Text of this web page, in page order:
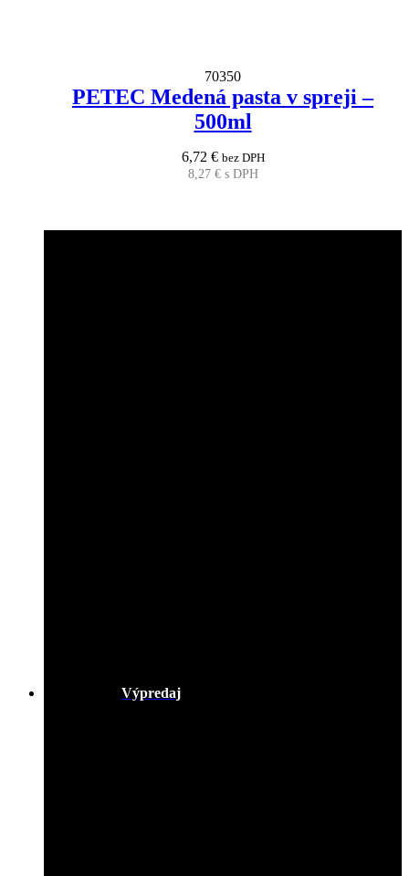
70350
PETEC Medená pasta v spreji –
500ml
6,72 € bez DPH
8,27 €s DPH
Výpredaj